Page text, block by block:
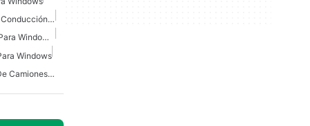
Juegos De Simulador De Conducción Para Windows
Simulador De Camiones Para Windows 10
Windows
Juegos De Conducción De Camiones Gratis